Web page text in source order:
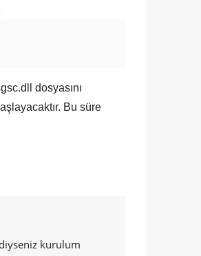
dosyasını
Bu süre
kurulum